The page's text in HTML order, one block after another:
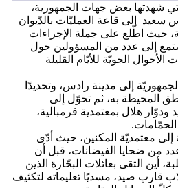
شهدتها بعض جهات الجمهورية،
سعيد إلى قاعة العمليّات بالدّيوان
حيث اطّلع على جملة الإجراءات
استمع إلى عدد من المسؤولين حول
الجويّة للأيّام القليلة
إلى مدينة رادس، وتحديدًا
المحيطة به، ثم تحوّل إلى
هلال بمعتمدية قرمبالية،
معتمديّة المكنين، حيث أدّى
من ضحايا الفيضانات، قبل أن
أين التقى بعائلات البحّارة الذين
قارب صيد، مسديًا تعليماته لتكثيف